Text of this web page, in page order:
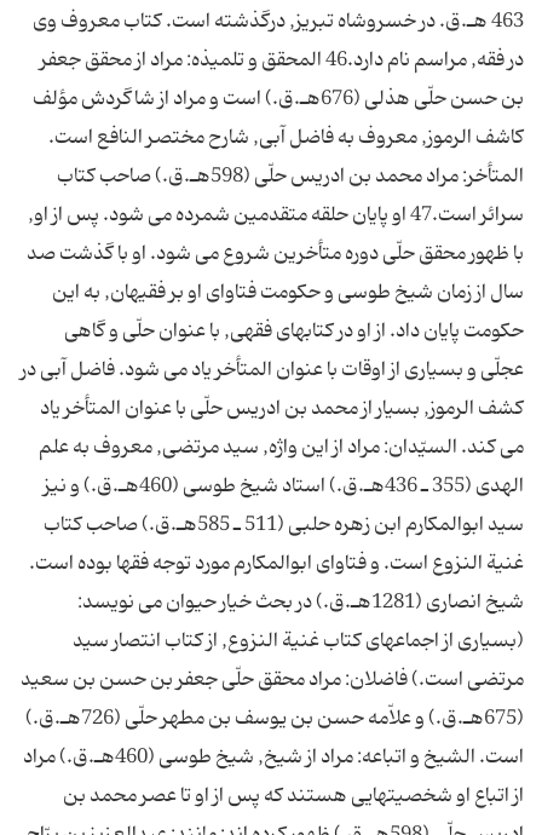
463 هـ.ق. در خسروشاه تبريز, درگذشته است. کتاب معروف وى
در فقه, مراسم نام دارد.46 المحقق و تلميذه: مراد از محقق جعفر
بن حسن حلّى هذلى (676هـ.ق.) است و مراد از شاگردش مؤلف
کاشف الرموز, معروف به فاضل آبى, شارح مختصر النافع است.
المتأخر: مراد محمد بن ادريس حلّى (598هـ.ق.) صاحب کتاب
سرائر است.47 او پايان حلقه متقدمين شمرده مى شود. پس از او,
با ظهور محقق حلّى دوره متأخرين شروع مى شود. او با گذشت صد
سال از زمان شيخ طوسى و حکومت فتاواى او بر فقيهان, به اين
حکومت پايان داد. از او در کتابهاى فقهى, با عنوان حلّى و گاهى
عجلّى و بسيارى از اوقات با عنوان المتأخر ياد مى شود. فاضل آبى در
کشف الرموز, بسيار از محمد بن ادريس حلّى با عنوان المتأخر ياد
مى کند. السيّدان: مراد از اين واژه, سيد مرتضى, معروف به علم
الهدى (355 ـ 436هـ.ق.) استاد شيخ طوسى (460هـ.ق.) و نيز
سيد ابوالمکارم ابن زهره حلبى (511 ـ 585هـ.ق.) صاحب کتاب
غنية النزوع است. و فتاواى ابوالمکارم مورد توجه فقها بوده است.
شيخ انصارى (1281هـ.ق.) در بحث خيار حيوان مى نويسد:
(بسيارى از اجماعهاى کتاب غنية النزوع, از کتاب انتصار سيد
مرتضى است.) فاضلان: مراد محقق حلّى جعفر بن حسن بن سعيد
(675هـ.ق.) و علاّمه حسن بن يوسف بن مطهر حلّى (726هـ.ق.)
است. الشيخ و اتباعه: مراد از شيخ, شيخ طوسى (460هـ.ق.) مراد
از اتباع او شخصيتهايى هستند که پس از او تا عصر محمد بن